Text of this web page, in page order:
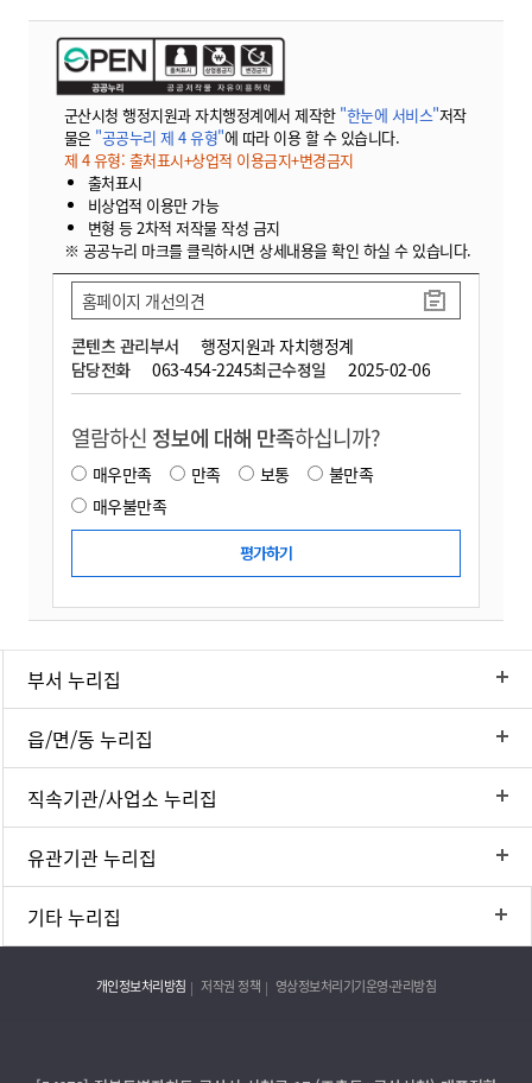
군산시청 행정지원과 자치행정계에서 제작한 "한눈에 서비스"저작
물은 "공공누리 제 4 유형"에 따라 이용 할 수 있습니다.
제 4 유형: 출처표시+상업적 이용금지+변경금지
출처표시
비상업적 이용만 가능
변형 등 2차적 저작물 작성 금지
※ 공공누리 마크를 클릭하시면 상세내용을 확인 하실 수 있습니다.
콘텐츠 관리부서
행정지원과 자치행정계
담당전화
063-454-2245최근수정일 2025-02-06
홈페이지 개선의견
열람하신 정보에 대해 만족하십니까?
매우만족 만족 보통
불만족
매우불만족
부서 누리집
읍/면/동 누리집
직속기관/사업소 누리집
유관기관 누리집
기타 누리집
개인정보처리방침 저작권 정책 영상정보처리기기운영·관리방침